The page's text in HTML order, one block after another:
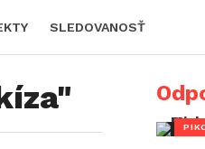
SLEDOVANOSŤ